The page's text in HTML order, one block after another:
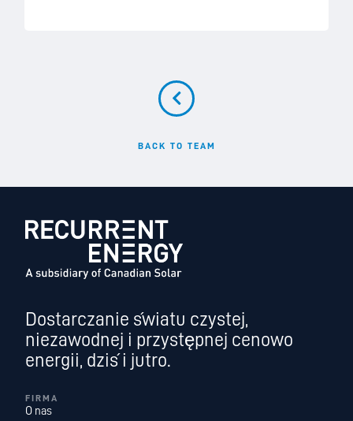
BACK TO TEAM
Dostarczanie światu czystej,
niezawodnej i przystępnej cenowo
energii, dziś i jutro.
FIRMA
O nas